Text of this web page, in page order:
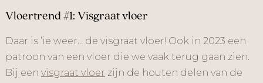
Vloertrend #1: Visgraat vloer
Daar is ‘ie weer… de visgraat vloer! Ook in 2023 een
patroon van een vloer die we vaak terug gaan zien.
Bij een visgraat vloer zijn de houten delen van de